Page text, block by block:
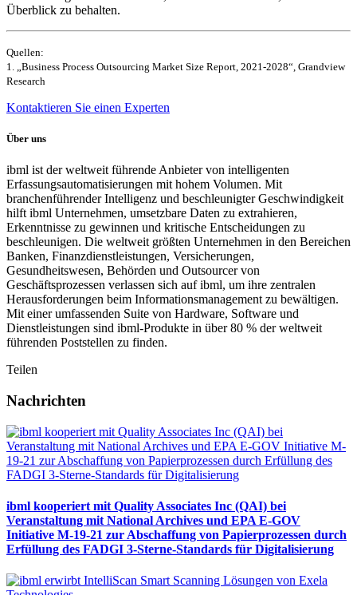
Überblick zu behalten.
Quellen:
1. „Business Process Outsourcing Market Size Report, 2021-2028“, Grandview
Research
Kontaktieren Sie einen Experten
Über uns
ibml ist der weltweit führende Anbieter von intelligenten
Erfassungsautomatisierungen mit hohem Volumen. Mit
branchenführender Intelligenz und beschleunigter Geschwindigkeit
hilft ibml Unternehmen, umsetzbare Daten zu extrahieren,
Erkenntnisse zu gewinnen und kritische Entscheidungen zu
beschleunigen. Die weltweit größten Unternehmen in den Bereichen
Banken, Finanzdienstleistungen, Versicherungen,
Gesundheitswesen, Behörden und Outsourcer von
Geschäftsprozessen verlassen sich auf ibml, um ihre zentralen
Herausforderungen beim Informationsmanagement zu bewältigen.
Mit einer umfassenden Suite von Hardware, Software und
Dienstleistungen sind ibml-Produkte in über 80 % der weltweit
führenden Poststellen zu finden.
Teilen
Nachrichten
ibml kooperiert mit Quality Associates Inc (QAI) bei
Veranstaltung mit National Archives und EPA E-GOV
Initiative M-19-21 zur Abschaffung von Papierprozessen durch
Erfüllung des FADGI 3-Sterne-Standards für Digitalisierung